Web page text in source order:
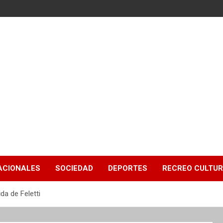
SOCIEDAD DEPORTES RECREO
de Feletti